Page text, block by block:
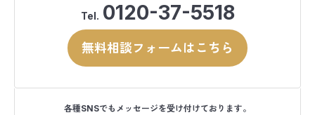
Tel. 0120-37-5518
無料相談フォームはこちら
各種SNSでもメッセージを受け付けております。